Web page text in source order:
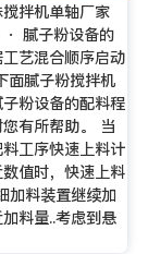
拌机单轴厂家
腻子粉设备的
艺混合顺序启动
面腻子粉搅拌机
粉设备的配料程
有所帮助。 当
工序快速上料计
值时，快速上料
加料装置继续加
料量..考虑到悬